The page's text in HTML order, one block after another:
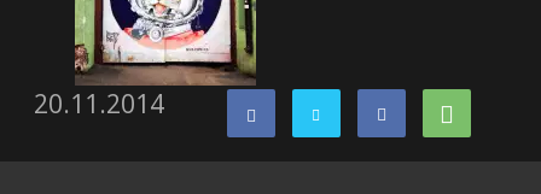
20.11.2014